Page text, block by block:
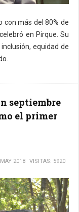
con más del 80% de
en Pirque. Su
equidad de
septiembre
el primer
2018 VISITAS: 5920